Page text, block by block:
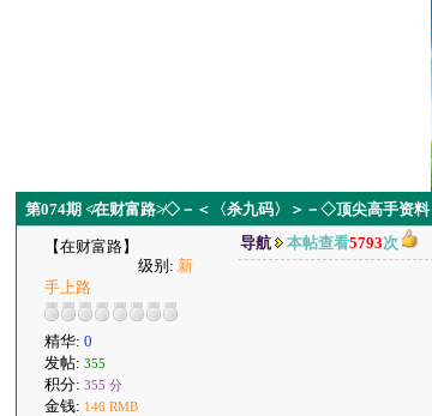
第074期 ≮在财富路≯◇－＜〈杀九码〉＞－◇顶尖高手资料
【在财富路】
级别: 新
手上路
精华:0
发帖:355
积分:355 分
金钱: 146 RMB
导航 本帖查看5793次